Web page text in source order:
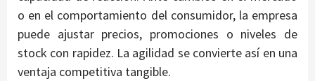
o en el comportamiento del consumidor, la empresa
puede ajustar precios, promociones o niveles de
stock con rapidez. La agilidad se convierte así en una
ventaja competitiva tangible.